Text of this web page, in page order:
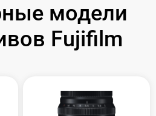
модели
Fujifilm